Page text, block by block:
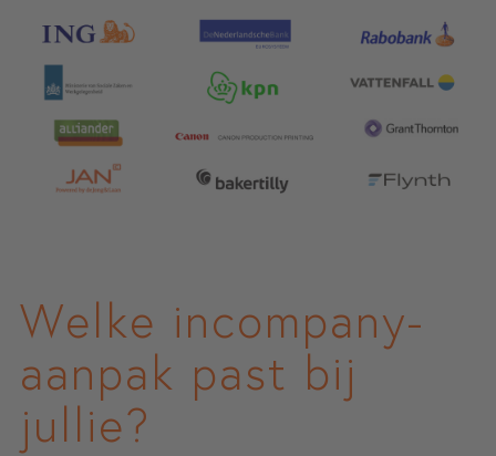
Welke incompany-
aanpak past bij
jullie?